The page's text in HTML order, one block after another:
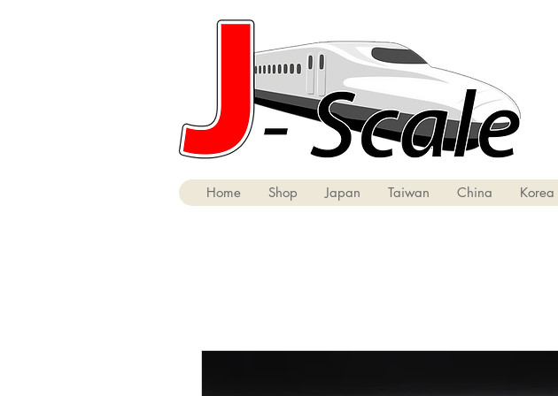
Home Shop Japan Taiwan China Korea